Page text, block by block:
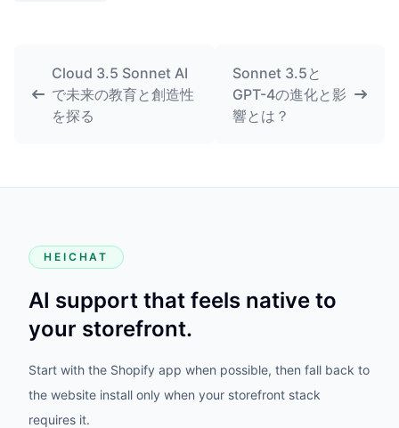
Cloud 3.5 Sonnet AI
で未来の教育と創造性
を探る
Sonnet 3.5と
GPT-4の進化と影
響とは？
HEICHAT
AI support that feels native to
your storefront.
Start with the Shopify app when possible, then fall back to
the website install only when your storefront stack
requires it.